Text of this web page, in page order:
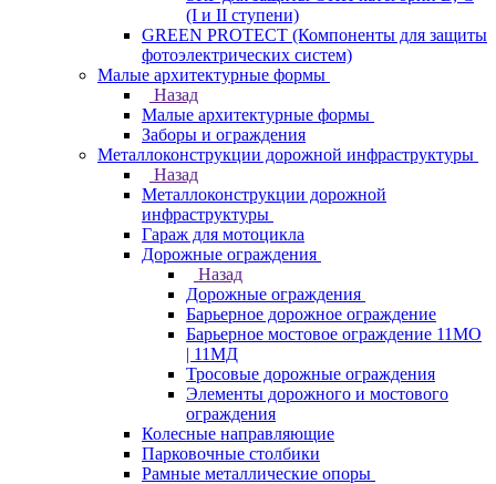
(I и II ступени)
GREEN PROTECT (Компоненты для защиты
фотоэлектрических систем)
Малые архитектурные формы
Назад
Малые архитектурные формы
Заборы и ограждения
Металлоконструкции дорожной инфраструктуры
Назад
Металлоконструкции дорожной
инфраструктуры
Гараж для мотоцикла
Дорожные ограждения
Назад
Дорожные ограждения
Барьерное дорожное ограждение
Барьерное мостовое ограждение 11МО
| 11МД
Тросовые дорожные ограждения
Элементы дорожного и мостового
ограждения
Колесные направляющие
Парковочные столбики
Рамные металлические опоры